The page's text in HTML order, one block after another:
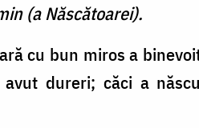
(a Născătoarei).
cu bun miros a
dureri; căci a